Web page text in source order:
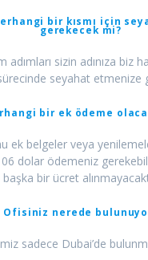
bir kısmı için
gerekecek mi?
adımları sizin adınıza biz
seyahat etmenize
bir ek ödeme
ek belgeler veya
dolar ödemeniz
başka bir ücret
Ofisiniz nerede
sadece Dubai’de